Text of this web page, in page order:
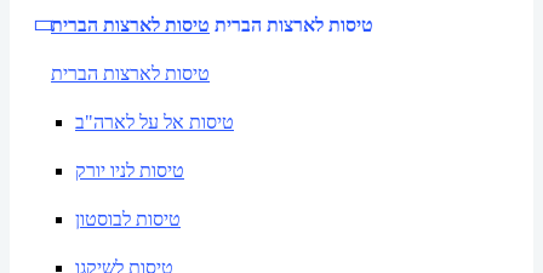
טיסות לארצות הברית טיסות לארצות הברית
טיסות לארצות הברית
טיסות אל על לארה"ב
טיסות לניו יורק
טיסות לבוסטון
טיסות לשיקגו